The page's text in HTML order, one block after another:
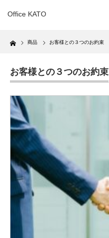
Office KATO
Home 商品 お客様との３つのお約束
お客様との３つのお約束